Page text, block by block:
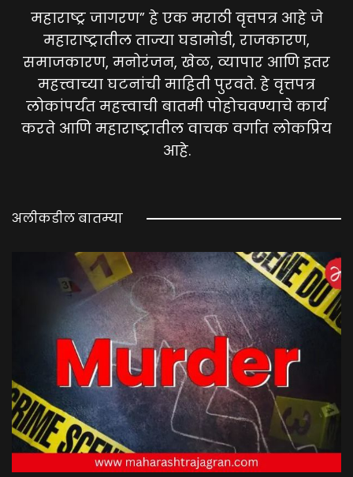
महाराष्ट्र जागरण” हे एक मराठी वृत्तपत्र आहे जे
महाराष्ट्रातील ताज्या घडामोडी, राजकारण,
समाजकारण, मनोरंजन, खेळ, व्यापार आणि इतर
महत्त्वाच्या घटनांची माहिती पुरवते. हे वृत्तपत्र
लोकांपर्यंत महत्त्वाची बातमी पोहोचवण्याचे कार्य
करते आणि महाराष्ट्रातील वाचक वर्गात लोकप्रिय
आहे.
अलीकडील बातम्या